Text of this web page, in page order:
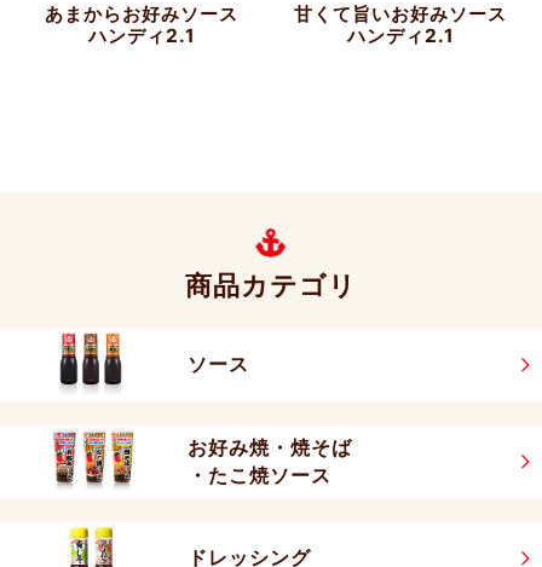
あまからお好みソース
ハンディ2.1
甘くて旨いお好みソース
ハンディ2.1
商品カテゴリ
ソース
お好み焼・焼そば
・たこ焼ソース
ドレッシング